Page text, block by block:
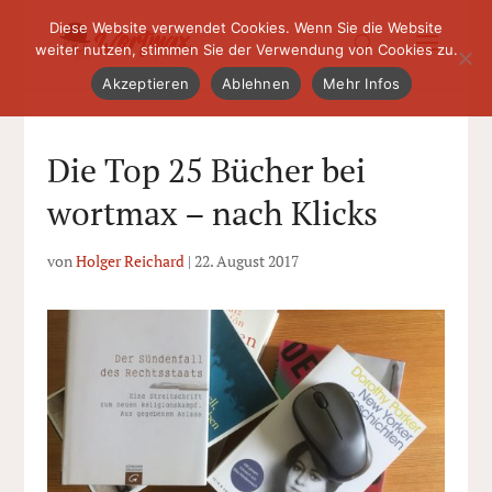
Die Top 25 Bücher bei
wortmax – nach Klicks
vonHolger Reichard| 22. August 2017
Diese Website verwendet Cookies. Wenn Sie die Website
weiter nutzen, stimmen Sie der Verwendung von Cookies zu.
Akzeptieren
Ablehnen Mehr Infos